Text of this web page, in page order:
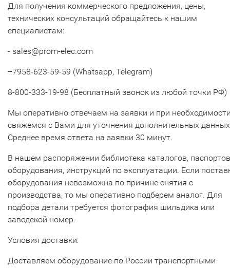
Для получения коммерческого предложения, цены,
технических консультаций обращайтесь к нашим
специалистам:
- sales@prom-elec.com
+7958-623-59-59 (Whatsapp, Telegram)
8-800-333-19-98 (Бесплатный звонок из любой точки РФ)
Мы оперативно отвечаем на заявки и при
свяжемся с Вами для уточнения дополнительных
Среднее время ответа на заявки 30 минут.
В нашем распоряжении библиотека каталогов, паспортов
оборудования, инструкций по эксплуатации. Если
оборудования невозможна по причине снятия с
производства, то мы оперативно подберем аналог. Для
подбора детали требуется фотография шильдика или
заводской номер.
Условия доставки:
Доставляем оборудование по России транспортными